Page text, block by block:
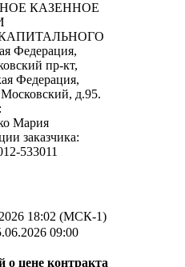
КАЗЕННОЕ
Федерация,
пр-кт,
Федерация,
д.95.
Мария
заказчика:
533011
18:02 (МСК-1)
09:00
о цене контракта